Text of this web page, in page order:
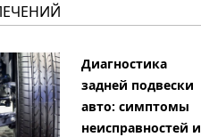
Диагностика
задней подвески
авто: симптомы
неисправностей и